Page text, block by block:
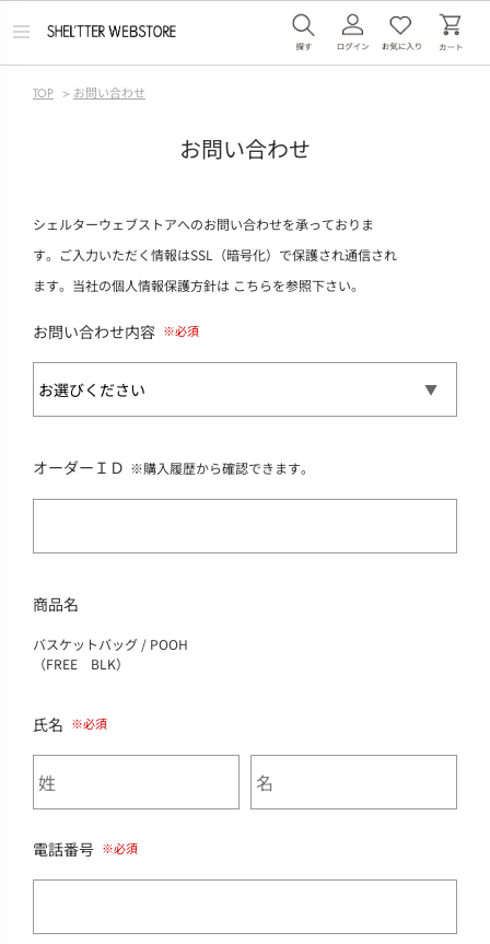
メ
TOP > お問い合わせ
お問い合わせ
シェルターウェブストアへのお問い合わせを承っておりま
す。ご入力いただく情報はSSL（暗号化）で保護され通信され
ます。当社の個人情報保護方針は こちらを参照下さい。
お問い合わせ内容
オーダーＩＤ ※購入履歴から確認できます。
商品名
バスケットバッグ / POOH
（FREE BLK）
氏名
電話番号